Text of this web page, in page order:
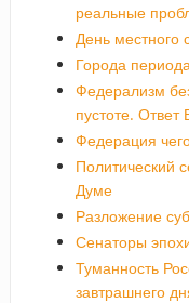
реальные
День местного
Города
Федерализм
пустоте.
Федерация
Политический
Думе
Разложение
Сенаторы
Туманность
завтрашнего